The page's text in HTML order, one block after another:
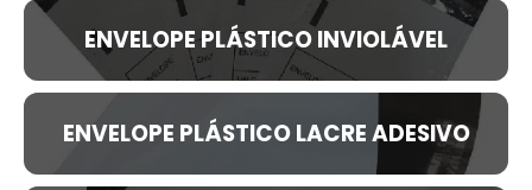
ENVELOPE PLÁSTICO INVIOLÁVEL
ENVELOPE PLÁSTICO LACRE ADESIVO